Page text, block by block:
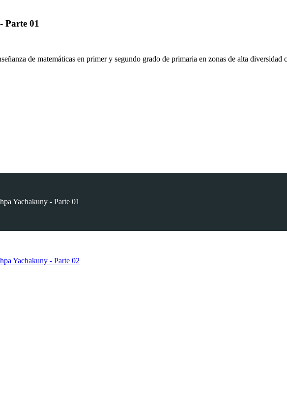
Parte 01
de matemáticas en primer y segundo grado de primaria en zonas de alta diversidad
Yachakuny - Parte 01
Yachakuny - Parte 02